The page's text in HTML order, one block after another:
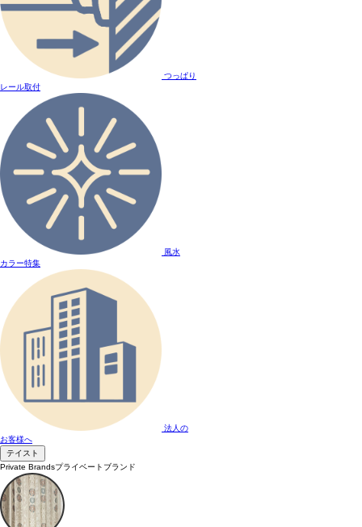
つっぱり
レール取付
風水
カラー特集
法人の
お客様へ
テイスト
Private Brandsプライベートブランド